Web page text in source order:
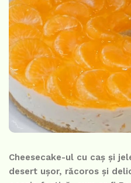
Cheesecake-ul cu caș și
desert ușor, răcoros și